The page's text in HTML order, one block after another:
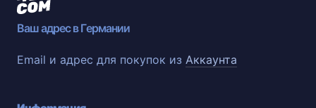
Ваш адрес в Германии
Email и адрес для покупок из Аккаунта